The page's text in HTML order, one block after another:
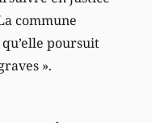
commune
poursuit
».